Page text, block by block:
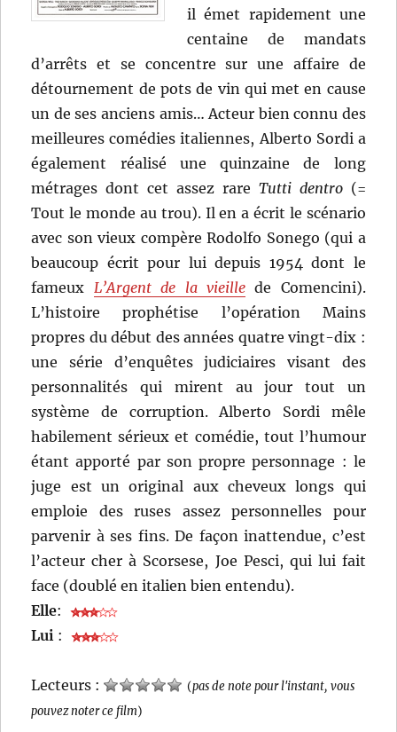
il émet rapidement une
centaine de mandats
d’arrêts et se concentre sur une affaire de
détournement de pots de vin qui met en cause
un de ses anciens amis… Acteur bien connu des
meilleures comédies italiennes, Alberto Sordi a
également réalisé une quinzaine de long
métrages dont cet assez rare Tutti dentro (=
Tout le monde au trou). Il en a écrit le scénario
avec son vieux compère Rodolfo Sonego (qui a
beaucoup écrit pour lui depuis 1954 dont le
fameux L’Argent de la vieillede Comencini).
L’histoire prophétise l’opération Mains
propres du début des années quatre vingt-dix :
une série d’enquêtes judiciaires visant des
personnalités qui mirent au jour tout un
système de corruption. Alberto Sordi mêle
habilement sérieux et comédie, tout l’humour
étant apporté par son propre personnage : le
juge est un original aux cheveux longs qui
emploie des ruses assez personnelles pour
parvenir à ses fins. De façon inattendue, c’est
l’acteur cher à Scorsese, Joe Pesci, qui lui fait
face (doublé en italien bien entendu).
Elle:
Lui :
Lecteurs : (pas de note pour l'instant, vous
pouvez noter ce film)